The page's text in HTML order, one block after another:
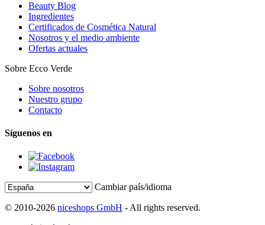
Beauty Blog
Ingredientes
Certificados de Cosmética Natural
Nosotros y el medio ambiente
Ofertas actuales
Sobre Ecco Verde
Sobre nosotros
Nuestro grupo
Contacto
Síguenos en
Cambiar país/idioma
© 2010-2026 niceshops GmbH - All rights reserved.